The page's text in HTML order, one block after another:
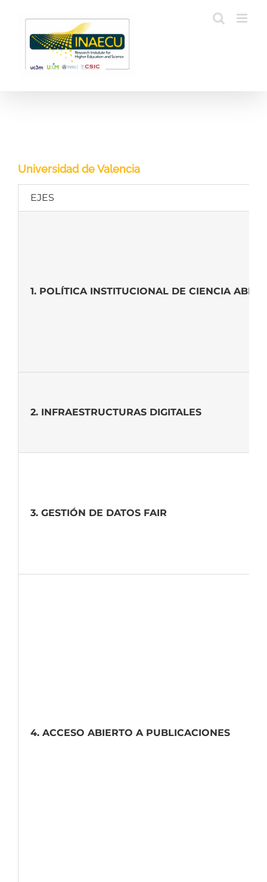
contenido
Universidad de Valencia
EJES
1. POLÍTICA INSTITUCIONAL DE CIENCIA
2. INFRAESTRUCTURAS DIGITALES
3. GESTIÓN DE DATOS FAIR
4. ACCESO ABIERTO A PUBLICACIONES